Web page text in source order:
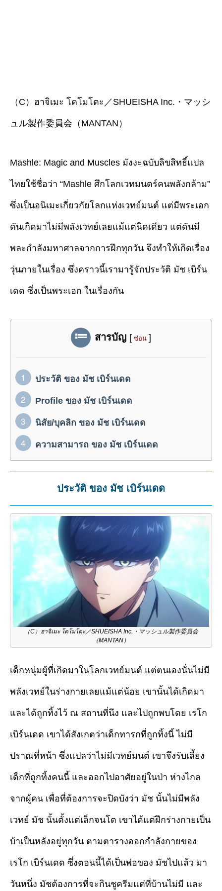
（C）ฮาจิเมะ โคโมโตะ／SHUEISHA Inc.・マッシ
ュル製作委員会（MANTAN）
Mashle: Magic and Muscles มังงะฉบับลิขสิทธิ์แปล
ไทยใช้ชื่อว่า “Mashle ศึกโลกเวทมนตร์คนพลังกล้าม”
ซึ่งเป็นอนิเมะเกี่ยวกัยโลกแห่งเวทย์มนต์ แต่มีพระเอก
ดันเกิดมาไม่มีพลังเวทย์เลยแม้แต่นิดเดียว แต่ดันมี
พละกำลังมหาศาลจากการฝึกทุกวัน จึงทำให้เกิดเรื่อง
วุ่นภายในเรื่อง ซึ่งคราวนี้เรามารู้จักประวัติ มัช เบิร์น
เดด ซึ่งเป็นพระเอก ในเรื่องกัน
สารบัญ [ ซ่อน ]
ประวัติ ของ มัช เบิร์นเดด
Profile ของ มัช เบิร์นเดด
นิสัย/บุคลิก ของ มัช เบิร์นเดด
ความสามารถ ของ มัช เบิร์นเดด
ประวัติ ของ มัช เบิร์นเดด
（C）ฮาจิเมะ โคโมโตะ／SHUEISHA Inc.・マッシュル製作委員会
（MANTAN）
เด็กหนุ่มผู้ที่เกิดมาในโลกเวทย์มนต์ แต่ตนเองนั่นไม่มี
พลังเวทย์ในร่างกายเลยแม้แต่น้อย เขานั้นได้เกิดมา
และได้ถูกทิ้งไว้ ณ สถานที่นึง และไปถูกพบโดย เรโก
เบิร์นเดด เขาได้สังเกตว่าเด็กทารกที่ถูกทิ้งนี้ ไม่มี
ปราณที่หน้า ซึ่งแปลว่าไม่มีเวทย์มนต์ เขาจึงรับเลี้ยง
เด็กที่ถูกทิ้งคนนี้ และออกไปอาศัยอยู่ในป่า ห่างไกล
จากผู้คน เพื่อที่ต้องการจะปิดบังว่า มัช นั้นไม่มีพลัง
เวทย์ มัช นั้นตั้งแต่เล็กจนโต เขาได้แต่ฝึกร่างกายเป็น
บ้าเป็นหลังอยู่ทุกวัน ตามตารางออกกำลังกายของ
เรโก เบิร์นเดด ซึ่งตอนนี้ได้เป็นพ่อของ มัชไปแล้ว มา
วันหนึ่ง มัชต้องการที่จะกินชูครีมแต่ที่บ้านไม่มี และ